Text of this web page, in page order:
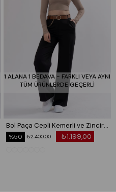
1 ALANA 1 BEDAVA - FARKLI VEYA AYNI
TÜM ÜRÜNLERDE GEÇERLİ
Bol Paça Cepli Kemerli ve Zincir Detaylı Atlas Kumaş Pantolon 30024
₺1.199,00
₺2.400,00
%50